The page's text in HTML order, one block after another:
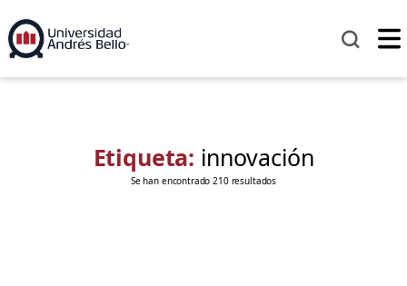
Etiqueta: innovación
Se han encontrado 210 resultados